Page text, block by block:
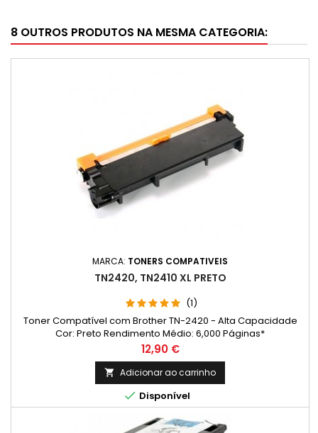
8 OUTROS PRODUTOS NA MESMA CATEGORIA:
MARCA: TONERS COMPATIVEIS
TN2420, TN2410 XL PRETO
(1)
Toner Compatível com Brother TN-2420 - Alta Capacidade
Cor: Preto Rendimento Médio: 6,000 Páginas*
Preço
12,90 €
 Adicionar ao carrinho
 Disponível